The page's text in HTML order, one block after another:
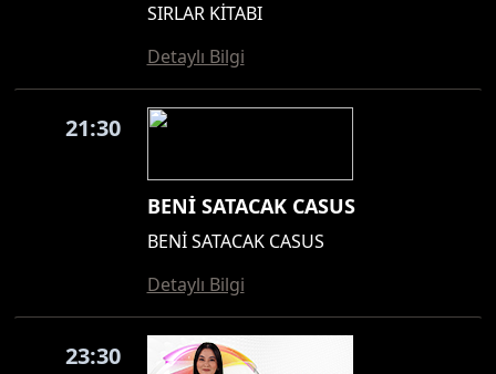
SIRLAR KİTABI
Detaylı Bilgi
21:30
BENİ SATACAK CASUS
BENİ SATACAK CASUS
Detaylı Bilgi
23:30